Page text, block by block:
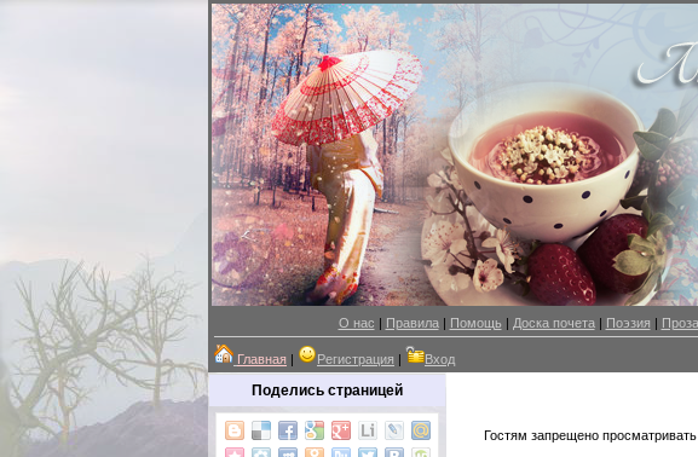
О нас | Правила| Помощь | Доска почета| Поэзия | Проза
Главная | Регистрация | Вход
Поделись страницей
Гостям запрещено